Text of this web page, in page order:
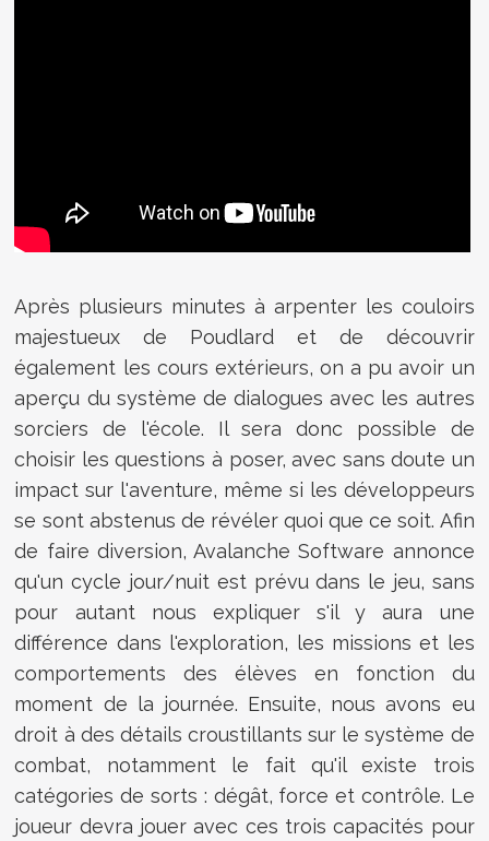
Après plusieurs minutes à arpenter les couloirs
majestueux de Poudlard et de découvrir
également les cours extérieurs, on a pu avoir un
aperçu du système de dialogues avec les autres
sorciers de l'école. Il sera donc possible de
choisir les questions à poser, avec sans doute un
impact sur l'aventure, même si les développeurs
se sont abstenus de révéler quoi que ce soit. Afin
de faire diversion, Avalanche Software annonce
qu'un cycle jour/nuit est prévu dans le jeu, sans
pour autant nous expliquer s'il y aura une
différence dans l'exploration, les missions et les
comportements des élèves en fonction du
moment de la journée. Ensuite, nous avons eu
droit à des détails croustillants sur le système de
combat, notamment le fait qu'il existe trois
catégories de sorts : dégât, force et contrôle. Le
joueur devra jouer avec ces trois capacités pour